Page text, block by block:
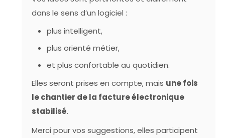
dans le sens d’un logiciel :
plus intelligent,
plus orienté métier,
et plus confortable au quotidien.
Elles seront prises en compte, mais une fois
le chantier de la facture électronique
stabilisé.
Merci pour vos suggestions, elles participent